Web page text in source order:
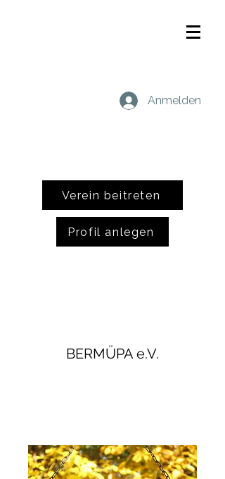
Anmelden
Verein beitreten
Profil anlegen
BERMÜPA e.V.